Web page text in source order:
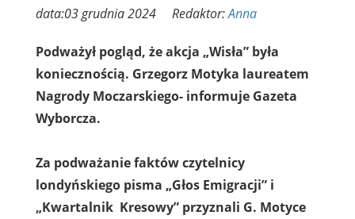
data:03 grudnia 2024 Redaktor:Anna
Podważył pogląd, że akcja „Wisła” była
koniecznością. Grzegorz Motyka laureatem
Nagrody Moczarskiego- informuje Gazeta
Wyborcza.
Za podważanie faktów czytelnicy
londyńskiego pisma „Głos Emigracji” i
„Kwartalnik Kresowy” przyznali G. Motyce